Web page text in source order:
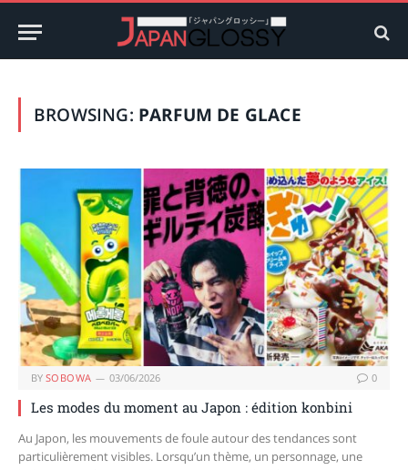
BROWSING: PARFUM DE GLACE
BY SOBOWA 03/06/2026 0
Les modes du moment au Japon : édition konbini
Au Japon, les mouvements de foule autour des tendances sont
particulièrement visibles. Lorsqu’un thème, un personnage, une